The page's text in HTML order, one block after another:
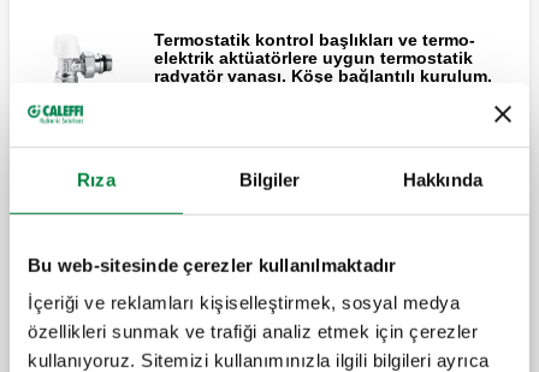
Rıza Bilgiler Hakkında
Bu web-sitesinde çerezler kullanılmaktadır
İçeriği ve reklamları kişiselleştirmek, sosyal medya
özellikleri sunmak ve trafiği analiz etmek için çerezler
kullanıyoruz. Sitemizi kullanımınızla ilgili bilgileri ayrıca
Termostatik kontrol başlıkları ve termo-
elektrik aktüatörlere uygun termostatik
radyatör vanası. Köşe bağlantılı kurulum.
termostatik ve elektronik kontrol başlıkları,
elektrik aktüatörlere uygun termostatik
radyatör vanası. Ters versiyon.